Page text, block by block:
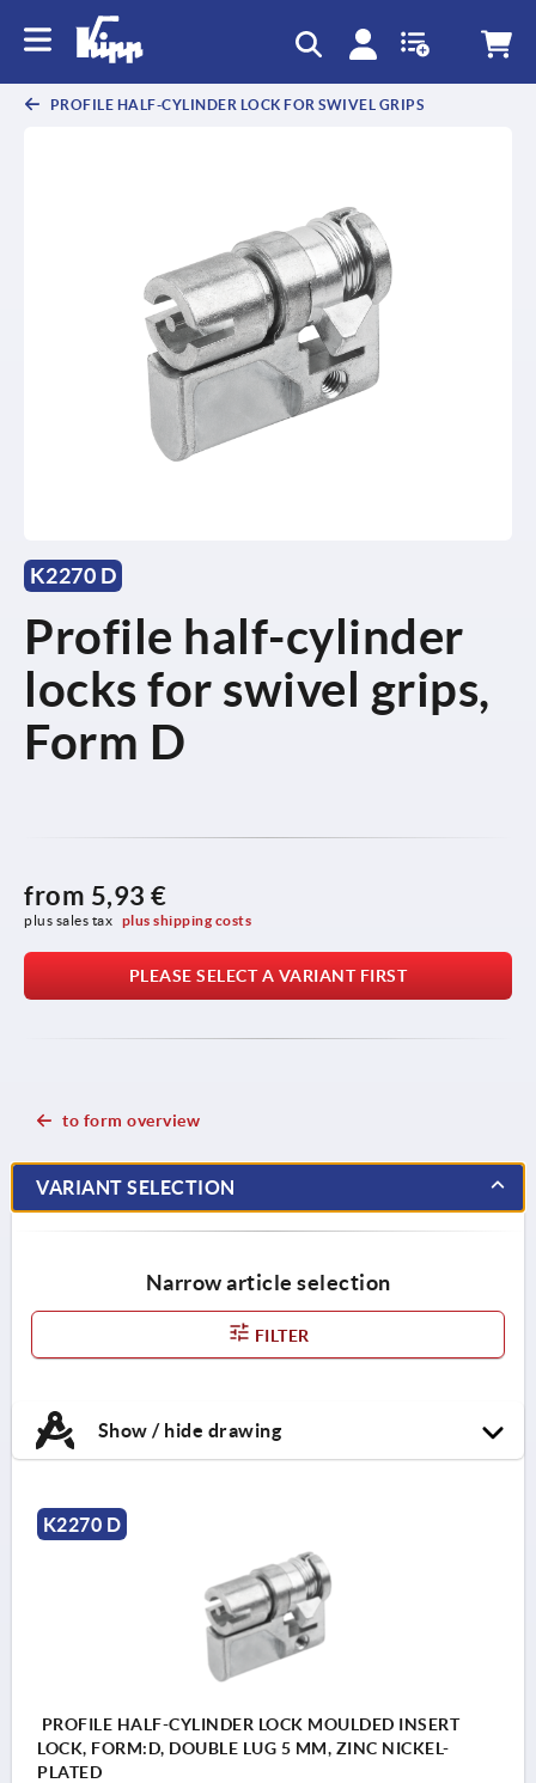
PROFILE HALF-CYLINDER LOCK FOR SWIVEL GRIPS
K2270 D
Profile half-cylinder
locks for swivel grips,
Form D
from 5,93 €
plus sales tax plus shipping costs
PLEASE SELECT A VARIANT FIRST
to form overview
VARIANT SELECTION
Narrow article selection
FILTER
Show / hide drawing
K2270 D
PROFILE HALF-CYLINDER LOCK MOULDED INSERT
LOCK, FORM:D, DOUBLE LUG 5 MM, ZINC NICKEL-
PLATED